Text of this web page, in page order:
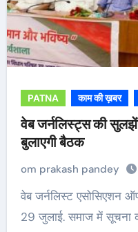
PATNA काम की ख़बर
वेब जर्नलिस्ट्स की
बुलाएगी बैठक
om prakash pandey
वेब जर्नलिस्ट एसोसिएशन ऑफ इंडिया की कार्यशाला सम्पन्न पटना,
29 जुलाई. समाज में सूचना